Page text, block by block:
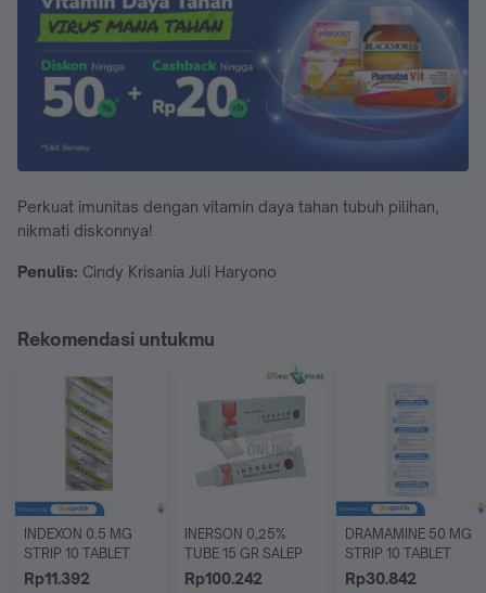
Perkuat imunitas dengan vitamin daya tahan tubuh pilihan,
nikmati diskonnya!
Penulis: Cindy Krisania Juli Haryono
Rekomendasi untukmu
INDEXON 0.5 MG
STRIP 10 TABLET
Rp11.392
INERSON 0,25%
TUBE 15 GR SALEP
Rp100.242
DRAMAMINE 50 MG
STRIP 10 TABLET
Rp30.842